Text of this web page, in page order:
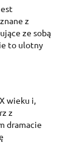
logged in to
z
ze sobą
to ulotny
wieku i,
z
dramacie